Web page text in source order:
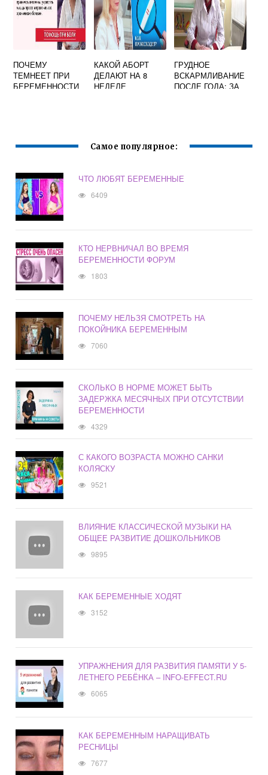
ПОЧЕМУ
ТЕМНЕЕТ ПРИ
БЕРЕМЕННОСТИ
КАКОЙ АБОРТ
ДЕЛАЮТ НА 8
НЕДЕЛЕ
ГРУДНОЕ
ВСКАРМЛИВАНИЕ
ПОСЛЕ ГОДА: ЗА
Самое популярное:
ЧТО ЛЮБЯТ БЕРЕМЕННЫЕ
6409
КТО НЕРВНИЧАЛ ВО ВРЕМЯ
БЕРЕМЕННОСТИ ФОРУМ
1803
ПОЧЕМУ НЕЛЬЗЯ СМОТРЕТЬ НА
ПОКОЙНИКА БЕРЕМЕННЫМ
7060
СКОЛЬКО В НОРМЕ МОЖЕТ БЫТЬ
ЗАДЕРЖКА МЕСЯЧНЫХ ПРИ ОТСУТСТВИИ
БЕРЕМЕННОСТИ
4329
С КАКОГО ВОЗРАСТА МОЖНО САНКИ
КОЛЯСКУ
9521
ВЛИЯНИЕ КЛАССИЧЕСКОЙ МУЗЫКИ НА
ОБЩЕЕ РАЗВИТИЕ ДОШКОЛЬНИКОВ
9895
КАК БЕРЕМЕННЫЕ ХОДЯТ
3152
УПРАЖНЕНИЯ ДЛЯ РАЗВИТИЯ ПАМЯТИ У 5-
ЛЕТНЕГО РЕБЁНКА – INFO-EFFECT.RU
6065
КАК БЕРЕМЕННЫМ НАРАЩИВАТЬ
РЕСНИЦЫ
7677